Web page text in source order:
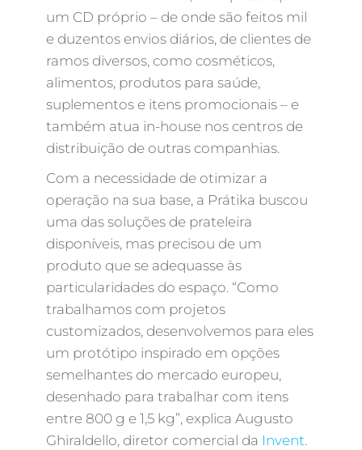
um CD próprio – de onde são feitos mil
e duzentos envios diários, de clientes de
ramos diversos, como cosméticos,
alimentos, produtos para saúde,
suplementos e itens promocionais – e
também atua in-house nos centros de
distribuição de outras companhias.
Com a necessidade de otimizar a
operação na sua base, a Prátika buscou
uma das soluções de prateleira
disponíveis, mas precisou de um
produto que se adequasse às
particularidades do espaço. “Como
trabalhamos com projetos
customizados, desenvolvemos para eles
um protótipo inspirado em opções
semelhantes do mercado europeu,
desenhado para trabalhar com itens
entre 800 g e 1,5 kg”, explica Augusto
Ghiraldello, diretor comercial da Invent.